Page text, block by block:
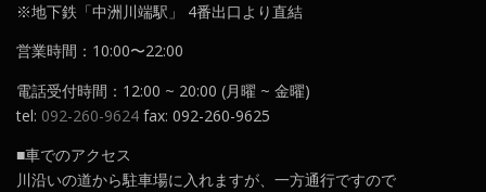
※地下鉄「中洲川端駅」 4番出口より直結
営業時間：10:00〜22:00
電話受付時間：12:00 ~ 20:00 (月曜 ~ 金曜)
tel: 092-260-9624 fax: 092-260-9625
■車でのアクセス
川沿いの道から駐車場に入れますが、一方通行ですので